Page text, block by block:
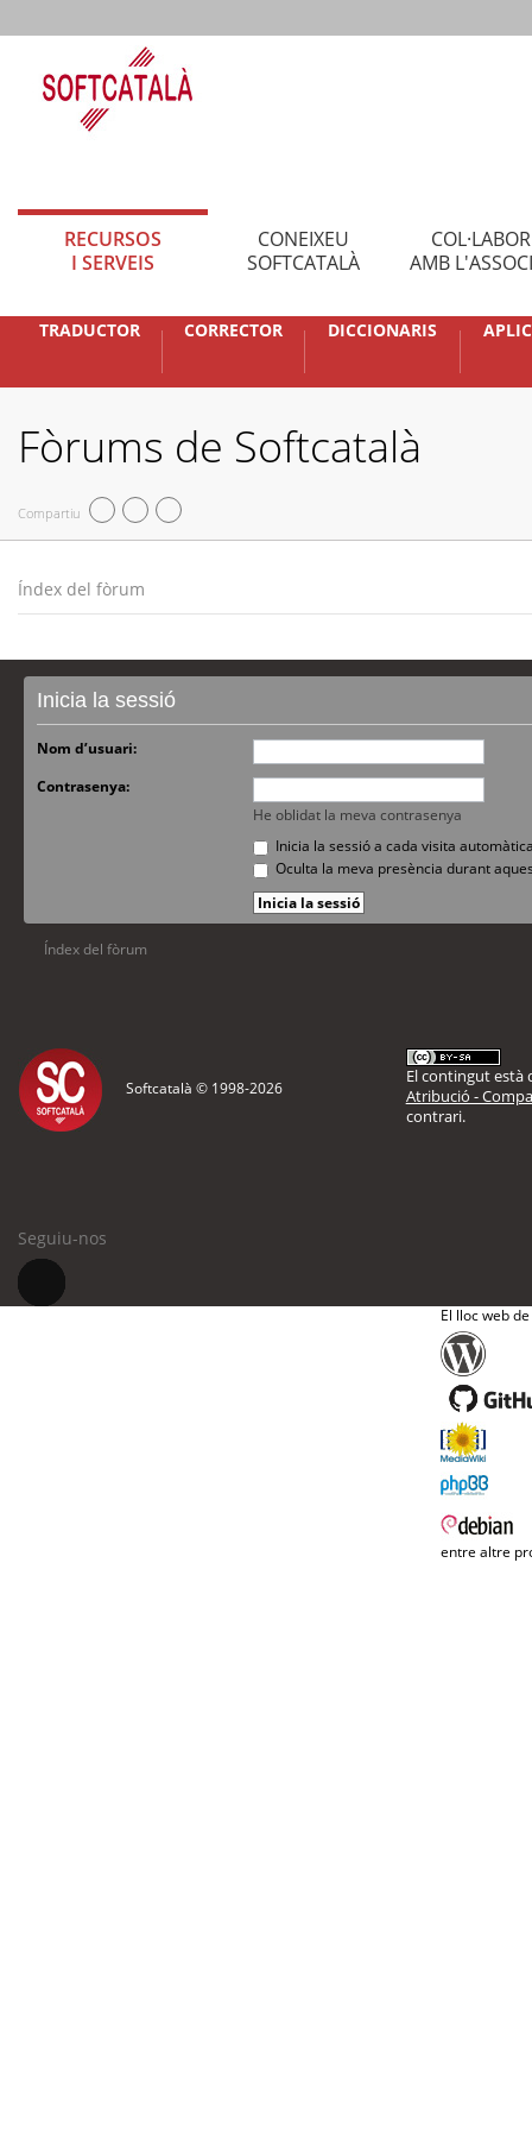
RECURSOS
I SERVEIS
CONEIXEU
SOFTCATALÀ
AMB
TRADUCTOR CORRECTOR DICCIONARIS
Fòrums de Softcatalà
Compartiu
Índex del fòrum
Inicia la sessió
Nom d’usuari:
Contrasenya:
He oblidat la meva contrasenya
Inicia la sessió a cada visita
Oculta la meva presència durant
Índex del fòrum
Softcatalà © 1998-2026
El contingut està
Atribució -
contrari.
Seguiu-nos
El lloc web
entre altre